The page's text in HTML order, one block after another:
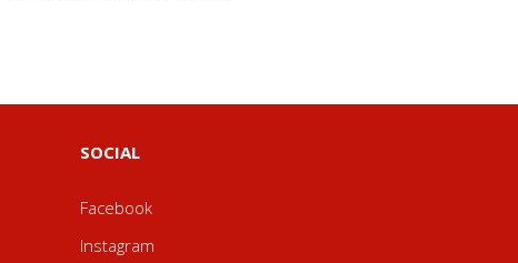
SOCIAL
Facebook
Instagram